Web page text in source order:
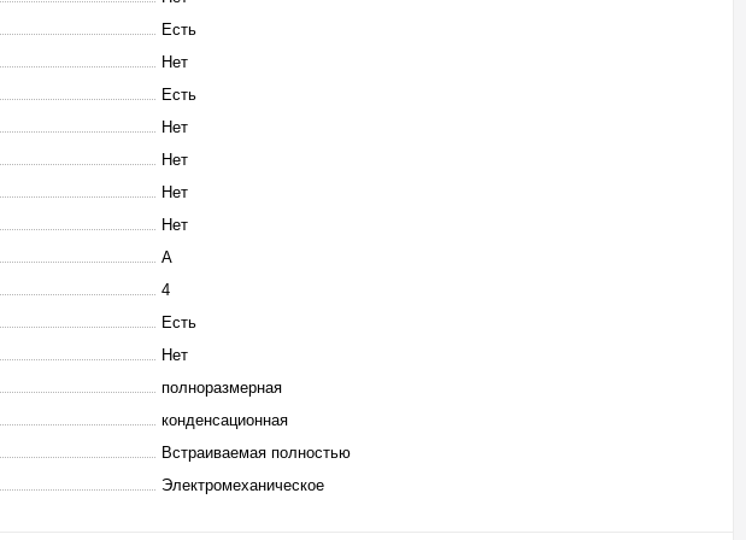
Есть
Нет
Есть
Нет
Нет
Нет
Нет
A
4
Есть
Нет
полноразмерная
конденсационная
Встраиваемая полностью
Электромеханическое